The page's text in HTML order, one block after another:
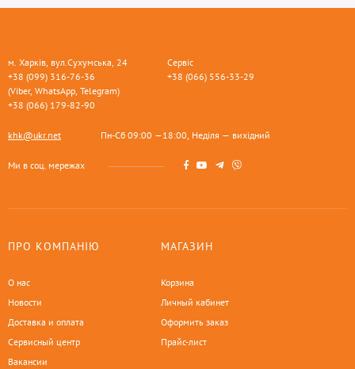
м. Харків, вул.Сухумська, 24
+38 (099) 316-76-36
(Viber, WhatsApp, Telegram)
+38 (066) 179-82-90
Сервіс
+38 (066) 556-33-29
khk@ukr.net Пн-Сб 09:00 —18:00, Неділя — вихідний
Ми в соц. мережах
ПРО КОМПАНІЮ
О нас
Новости
Доставка и оплата
Сервисный центр
Вакансии
МАГАЗИН
Корзина
Личный кабинет
Оформить заказ
Прайс-лист